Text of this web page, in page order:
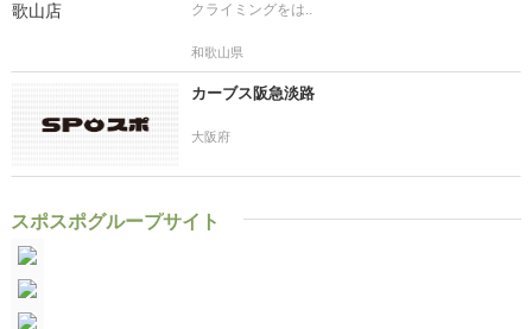
クライミングをは..
和歌山県
カーブス阪急淡路
大阪府
スポスポグループサイト